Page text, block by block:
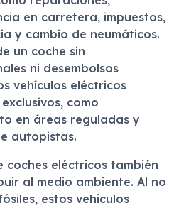
en carretera, impuestos,
y cambio de neumáticos.
un coche sin
ni desembolsos
vehículos eléctricos
como
en áreas reguladas y
autopistas.
eléctricos también
al medio ambiente. Al no
estos vehículos